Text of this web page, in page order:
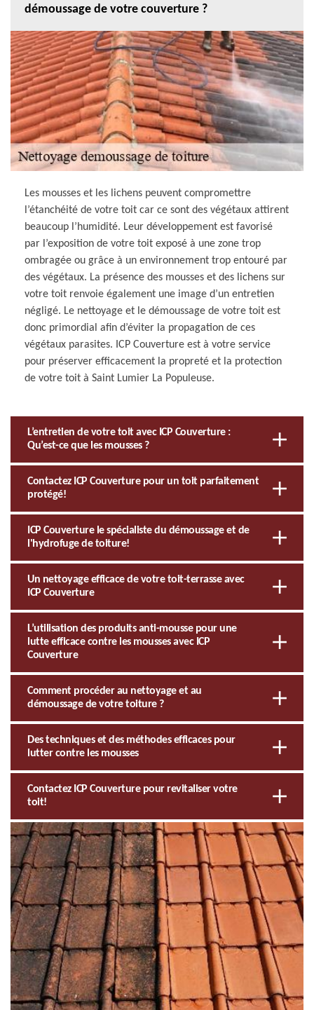
démoussage de votre couverture ?
Les mousses et les lichens peuvent compromettre
l’étanchéité de votre toit car ce sont des végétaux attirent
beaucoup l’humidité. Leur développement est favorisé
par l’exposition de votre toit exposé à une zone trop
ombragée ou grâce à un environnement trop entouré par
des végétaux. La présence des mousses et des lichens sur
votre toit renvoie également une image d’un entretien
négligé. Le nettoyage et le démoussage de votre toit est
donc primordial afin d’éviter la propagation de ces
végétaux parasites. ICP Couverture est à votre service
pour préserver efficacement la propreté et la protection
de votre toit à Saint Lumier La Populeuse.
L’entretien de votre toit avec ICP Couverture :
Qu’est-ce que les mousses ?
Contactez ICP Couverture pour un toit parfaitement
protégé!
ICP Couverture le spécialiste du démoussage et de
l'hydrofuge de toiture!
Un nettoyage efficace de votre toit-terrasse avec
ICP Couverture
L’utilisation des produits anti-mousse pour une
lutte efficace contre les mousses avec ICP
Couverture
Comment procéder au nettoyage et au
démoussage de votre toiture ?
Des techniques et des méthodes efficaces pour
lutter contre les mousses
Contactez ICP Couverture pour revitaliser votre
toit!